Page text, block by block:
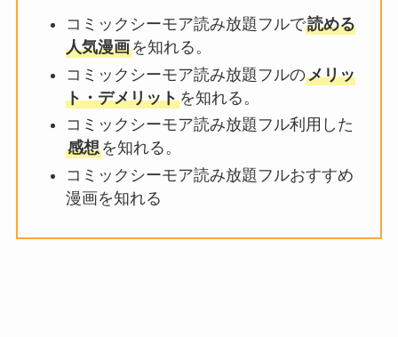
コミックシーモア読み放題フルで読める
人気漫画を知れる。
コミックシーモア読み放題フルのメリッ
ト・デメリットを知れる。
コミックシーモア読み放題フル利用した
感想を知れる。
コミックシーモア読み放題フルおすすめ
漫画を知れる